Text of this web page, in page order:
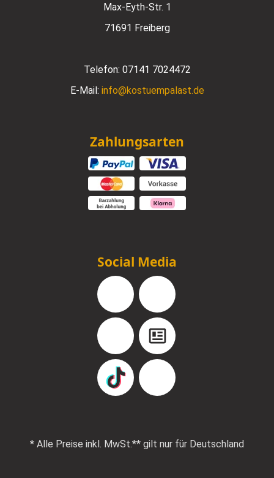
Max-Eyth-Str. 1
71691 Freiberg
Telefon: 07141 7024472
E-Mail: info@kostuempalast.de
Zahlungsarten
Social Media
Facebook Instagram
YouTube Blog
TikTok Pinterest
* Alle Preise inkl. MwSt.** gilt nur für Deutschland